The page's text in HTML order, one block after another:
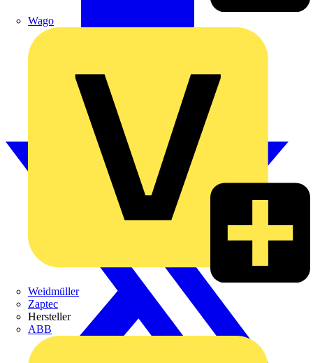
Wago
Weidmüller
Zaptec
Hersteller
ABB